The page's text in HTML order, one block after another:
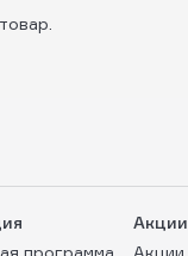
программа
Акции
Акции